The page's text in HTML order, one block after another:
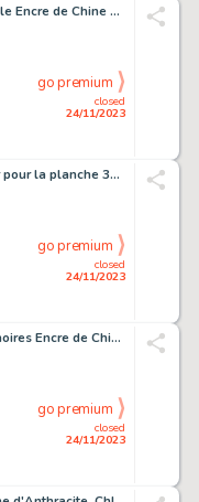
Bruce J. Hawker - Le puzzle Encre de Chine sur papier...
closed
24/11/2023
go premium
Encre de Chine sur papier pour la planche 39. Signé...
closed
24/11/2023
go premium
Sibylline et les cravates noires Encre de Chine sur...
closed
24/11/2023
go premium